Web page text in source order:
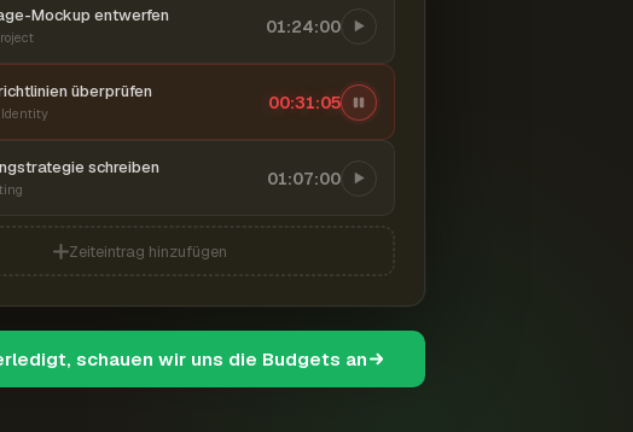
Mockup entwerfen 01:24:00
überprüfen
Identity
00:31:06
schreiben 01:07:00
Zeiteintrag hinzufügen
schauen wir uns die Budgets an